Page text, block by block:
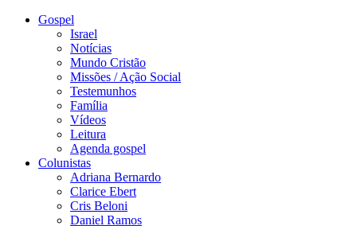
Gospel
Israel
Notícias
Mundo Cristão
Missões / Ação Social
Testemunhos
Família
Vídeos
Leitura
Agenda gospel
Colunistas
Adriana Bernardo
Clarice Ebert
Cris Beloni
Daniel Ramos